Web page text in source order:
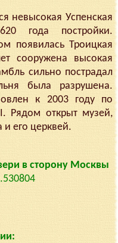
невысокая Успенская
года постройки.
появилась Троицкая
сооружена высокая
сильно пострадал
была разрушена.
к 2003 году по
Рядом открыт музей,
его церквей.
в сторону Москвы